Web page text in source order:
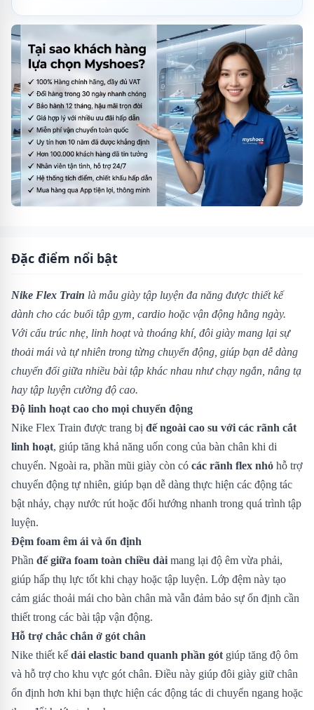
Đặc điểm nổi bật
Nike Flex Train là mẫu giày tập luyện đa năng được thiết kế
dành cho các buổi tập gym, cardio hoặc vận động hằng ngày.
Với cấu trúc nhẹ, linh hoạt và thoáng khí, đôi giày mang lại sự
thoải mái và tự nhiên trong từng chuyển động, giúp bạn dễ dàng
chuyển đổi giữa nhiều bài tập khác nhau như chạy ngắn, nâng tạ
hay tập luyện cường độ cao.
Độ linh hoạt cao cho mọi chuyển động
Nike Flex Train được trang bị đế ngoài cao su với các rãnh cắt
linh hoạt, giúp tăng khả năng uốn cong của bàn chân khi di
chuyển. Ngoài ra, phần mũi giày còn có các rãnh flex nhỏ hỗ trợ
chuyển động tự nhiên, giúp bạn dễ dàng thực hiện các động tác
bật nhảy, chạy nước rút hoặc đổi hướng nhanh trong quá trình tập
luyện.
Đệm foam êm ái và ổn định
Phần đế giữa foam toàn chiều dài mang lại độ êm vừa phải,
giúp hấp thụ lực tốt khi chạy hoặc tập luyện. Lớp đệm này tạo
cảm giác thoải mái cho bàn chân mà vẫn đảm bảo sự ổn định cần
thiết trong các bài tập vận động.
Hỗ trợ chắc chắn ở gót chân
Nike thiết kế dải elastic band quanh phần gót giúp tăng độ ôm
và hỗ trợ cho khu vực gót chân. Điều này giúp đôi giày giữ chân
ổn định hơn khi bạn thực hiện các động tác di chuyển ngang hoặc